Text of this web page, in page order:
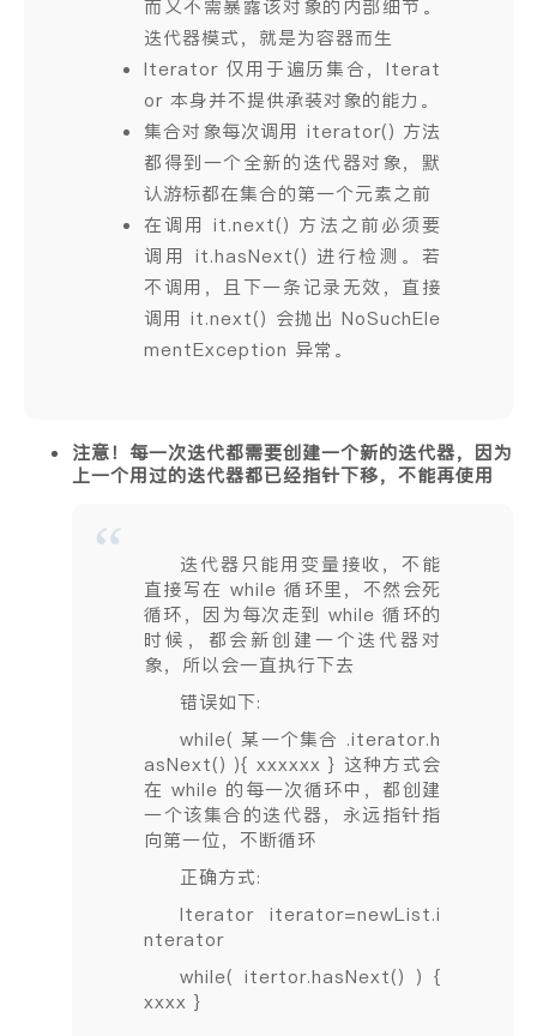
而又不需暴露该对象的内部细节。
迭代器模式，就是为容器而生
Iterator 仅用于遍历集合，Iterat
or 本身并不提供承装对象的能力。
集合对象每次调用 iterator() 方法
都得到一个全新的迭代器对象，默
认游标都在集合的第一个元素之前
在调用 it.next() 方法之前必须要
调用 it.hasNext() 进行检测。若
不调用，且下一条记录无效，直接
调用 it.next() 会抛出 NoSuchEle
mentException 异常。
注意！每一次迭代都需要创建一个新的迭代器，因为
上一个用过的迭代器都已经指针下移，不能再使用
迭代器只能用变量接收，不能
直接写在 while 循环里，不然会死
循环，因为每次走到 while 循环的
时候，都会新创建一个迭代器对
象，所以会一直执行下去
错误如下:
while( 某一个集合 .iterator.h
asNext() ){ xxxxxx } 这种方式会
在 while 的每一次循环中，都创建
一个该集合的迭代器，永远指针指
向第一位，不断循环
正确方式:
Iterator iterator=newList.i
nterator
while( itertor.hasNext() ) {
xxxx }